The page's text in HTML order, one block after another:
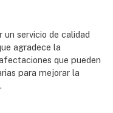
un servicio de calidad
agradece la
que pueden
para mejorar la